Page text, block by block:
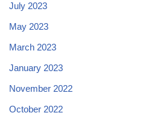
July 2023
May 2023
March 2023
January 2023
November 2022
October 2022